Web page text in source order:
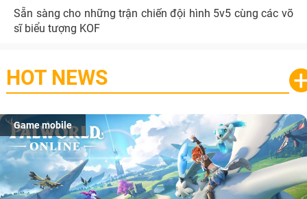
Sẵn sàng cho những trận chiến đội hình 5v5 cùng các võ
sĩ biểu tượng KOF
HOT NEWS
Game mobile